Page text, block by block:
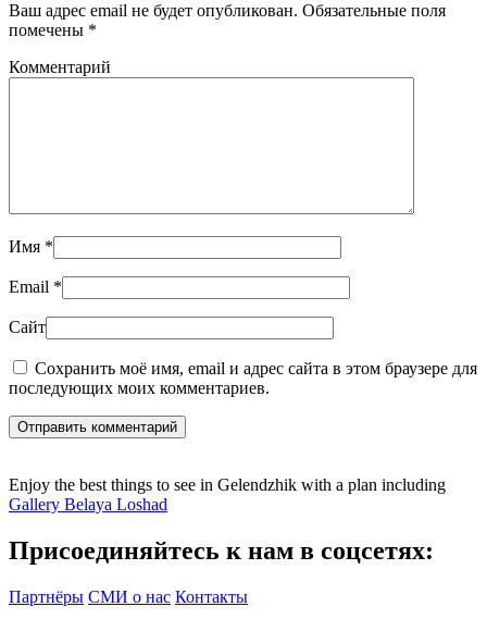
Ваш адрес email не будет опубликован. Обязательные поля
помечены *
Комментарий
Имя *
Email *
Сайт
Сохранить моё имя, email и адрес сайта в этом браузере для
последующих моих комментариев.
Отправить комментарий
Enjoy the best things to see in Gelendzhik with a plan including
Gallery Belaya Loshad
Присоединяйтесь к нам в соцсетях:
Партнёры СМИ о нас Контакты